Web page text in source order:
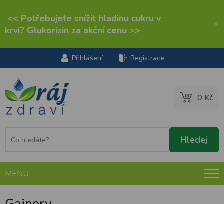
<< Potřebujete snížit hladinu cukru v
krvi? Glukorizin za akční cenu >> ×
Přihlášení Registrace
0 Kč
MENU